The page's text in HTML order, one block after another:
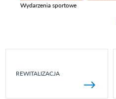
Wydarzenia sportowe
REWITALIZACJA